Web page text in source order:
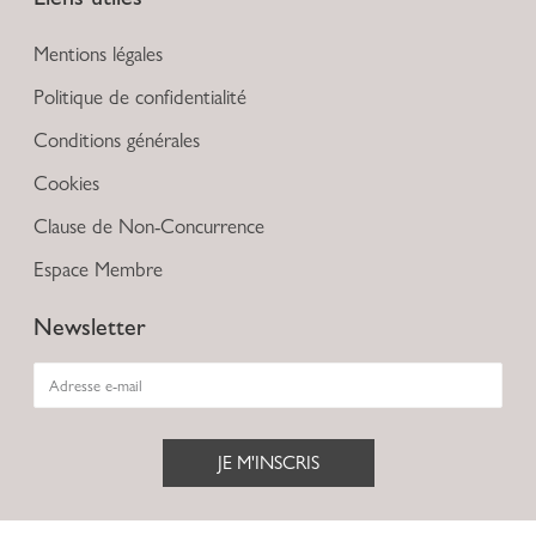
Mentions légales
Politique de confidentialité
Conditions générales
Cookies
Clause de Non-Concurrence
Espace Membre
Newsletter
JE M'INSCRIS